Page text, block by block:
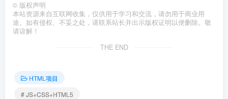
© 版权声明
本站资源来自互联网收集，仅供用于学习和交流，请勿用于商业用
途。如有侵权、不妥之处，请联系站长并出示版权证明以便删除。敬
请谅解！
THE END
HTML项目
# JS+CSS+HTML5